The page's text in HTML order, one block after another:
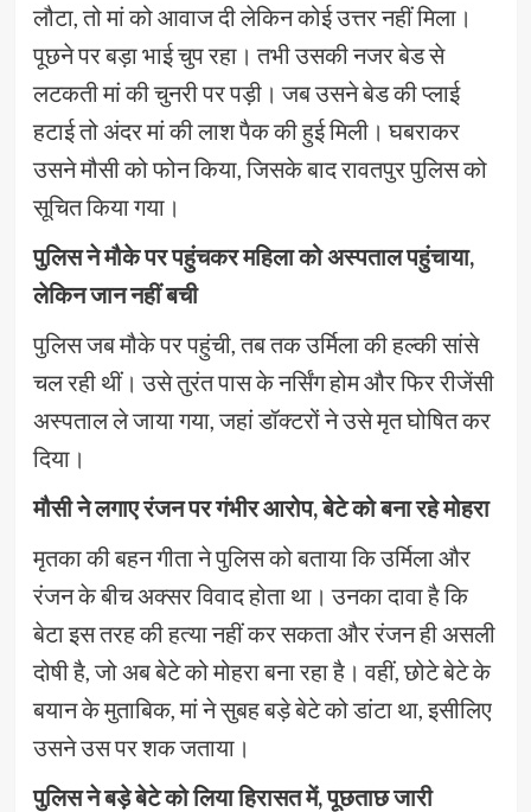
लौटा, तो मां को आवाज दी लेकिन कोई उत्तर नहीं मिला।
पूछने पर बड़ा भाई चुप रहा। तभी उसकी नजर बेड से
लटकती मां की चुनरी पर पड़ी। जब उसने बेड की प्लाई
हटाई तो अंदर मां की लाश पैक की हुई मिली। घबराकर
उसने मौसी को फोन किया, जिसके बाद रावतपुर पुलिस को
सूचित किया गया।
पुलिस ने मौके पर पहुंचकर महिला को अस्पताल पहुंचाया,
लेकिन जान नहीं बची
पुलिस जब मौके पर पहुंची, तब तक उर्मिला की हल्की सांसे
चल रही थीं। उसे तुरंत पास के नर्सिंग होम और फिर रीजेंसी
अस्पताल ले जाया गया, जहां डॉक्टरों ने उसे मृत घोषित कर
दिया।
मौसी ने लगाए रंजन पर गंभीर आरोप, बेटे को बना रहे मोहरा
मृतका की बहन गीता ने पुलिस को बताया कि उर्मिला और
रंजन के बीच अक्सर विवाद होता था। उनका दावा है कि
बेटा इस तरह की हत्या नहीं कर सकता और रंजन ही असली
दोषी है, जो अब बेटे को मोहरा बना रहा है। वहीं, छोटे बेटे के
बयान के मुताबिक, मां ने सुबह बड़े बेटे को डांटा था, इसीलिए
उसने उस पर शक जताया।
पुलिस ने बड़े बेटे को लिया हिरासत में, पूछताछ जारी